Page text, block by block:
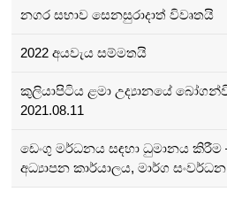
නගර සභාව සෙනසුරාදාත් විවෘතයි
2022 අයවැය සම්මතයි
කුලියාපිටිය ළමා උද්‍යානයේ
2021.08.11
ඩෙංගු මර්ධනය සඳහා ධුමානය කිරීම
අධ්‍යාපන කාර්යාලය, මාර්ග